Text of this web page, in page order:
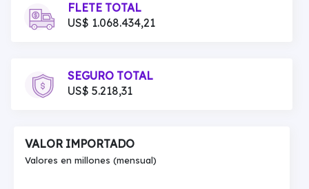
FLETE TOTAL
US$ 1.068.434,21
SEGURO TOTAL
US$ 5.218,31
VALOR IMPORTADO
Valores en millones (mensual)